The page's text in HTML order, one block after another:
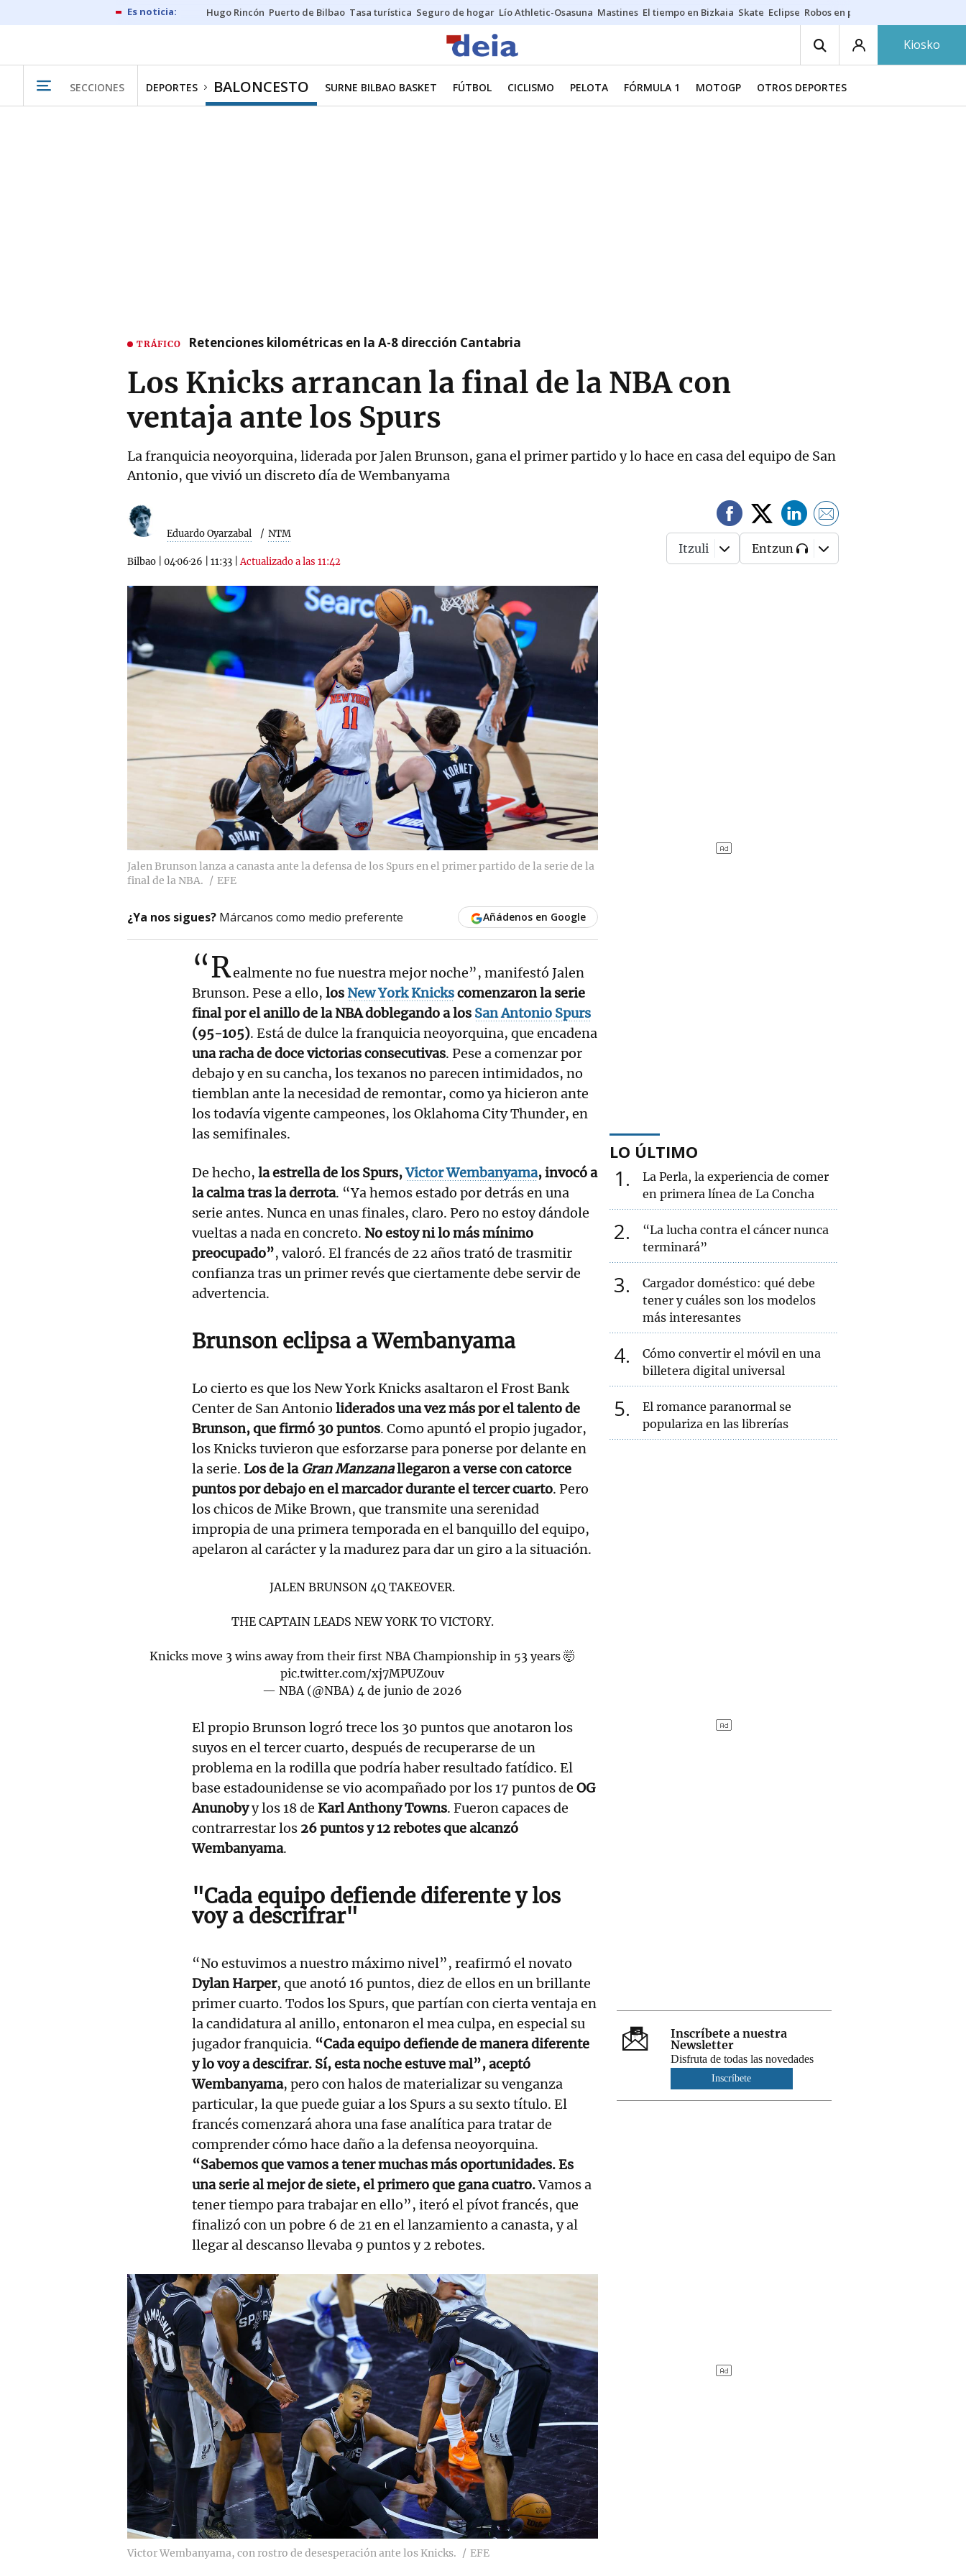
Hugo Rincón Puerto de Bilbao Tasa turística Seguro de hogar Lío Athletic-Osasuna Mastines El tiempo en Bizkaia Skate Eclipse Robos en playas
Kiosko
SECCIONES DEPORTES BALONCESTO SURNE BILBAO BASKET FÚTBOL CICLISMO PELOTA FÓRMULA 1 MOTOGP OTROS DEPORTES
TRÁFICO Retenciones kilométricas en la A-8 dirección Cantabria
Los Knicks arrancan la final de la NBA con
ventaja ante los Spurs
La franquicia neoyorquina, liderada por Jalen Brunson, gana el primer partido y lo hace en casa del equipo de San
Antonio, que vivió un discreto día de Wembanyama
Eduardo Oyarzabal NTM
Bilbao 04·06·26 11:33 |Actualizado a las 11:42
Itzuli Entzun
Jalen Brunson lanza a canasta ante la defensa de los Spurs en el primer partido de la serie de la
final de la NBA.
EFE
¿Ya nos sigues? Márcanos como medio preferente Añádenos en Google
“Realmente no fue nuestra mejor noche”, manifestó Jalen
Brunson. Pese a ello, los New York Knickscomenzaron la serie
final por el anillo de la NBA doblegando a los San Antonio Spurs
(95-105). Está de dulce la franquicia neoyorquina, que encadena
una racha de doce victorias consecutivas. Pese a comenzar por
debajo y en su cancha, los texanos no parecen intimidados, no
tiemblan ante la necesidad de remontar, como ya hicieron ante
los todavía vigente campeones, los Oklahoma City Thunder, en
las semifinales.
De hecho, la estrella de los Spurs,Victor Wembanyama, invocó a
la calma tras la derrota. “Ya hemos estado por detrás en una
serie antes. Nunca en unas finales, claro. Pero no estoy dándole
vueltas a nada en concreto. No estoy ni lo más mínimo
preocupado”, valoró. El francés de 22 años trató de trasmitir
confianza tras un primer revés que ciertamente debe servir de
advertencia.
Brunson eclipsa a Wembanyama
Lo cierto es que los New York Knicks asaltaron el Frost Bank
Center de San Antonio liderados una vez más por el talento de
Brunson, que firmó 30 puntos. Como apuntó el propio jugador,
los Knicks tuvieron que esforzarse para ponerse por delante en
la serie. Los de la Gran Manzanallegaron a verse con catorce
puntos por debajo en el marcador durante el tercer cuarto. Pero
los chicos de Mike Brown, que transmite una serenidad
impropia de una primera temporada en el banquillo del equipo,
apelaron al carácter y la madurez para dar un giro a la situación.
JALEN BRUNSON 4Q TAKEOVER.
THE CAPTAIN LEADS NEW YORK TO VICTORY.
Knicks move 3 wins away from their first NBA Championship in 53 years 🤯
pic.twitter.com/xj7MPUZ0uv
— NBA (@NBA) 4 de junio de 2026
El propio Brunson logró trece los 30 puntos que anotaron los
suyos en el tercer cuarto, después de recuperarse de un
problema en la rodilla que podría haber resultado fatídico. El
base estadounidense se vio acompañado por los 17 puntos de OG
Anunobyy los 18 de Karl Anthony Towns. Fueron capaces de
contrarrestar los 26 puntos y 12 rebotes que alcanzó
Wembanyama.
"Cada equipo defiende diferente y los
voy a descrifrar"
“No estuvimos a nuestro máximo nivel”, reafirmó el novato
Dylan Harper, que anotó 16 puntos, diez de ellos en un brillante
primer cuarto. Todos los Spurs, que partían con cierta ventaja en
la candidatura al anillo, entonaron el mea culpa, en especial su
jugador franquicia. “Cada equipo defiende de manera diferente
y lo voy a descifrar. Sí, esta noche estuve mal”, aceptó
Wembanyama, pero con halos de materializar su venganza
particular, la que puede guiar a los Spurs a su sexto título. El
francés comenzará ahora una fase analítica para tratar de
comprender cómo hace daño a la defensa neoyorquina.
“Sabemos que vamos a tener muchas más oportunidades. Es
una serie al mejor de siete, el primero que gana cuatro.Vamos a
tener tiempo para trabajar en ello”, iteró el pívot francés, que
finalizó con un pobre 6 de 21 en el lanzamiento a canasta, y al
llegar al descanso llevaba 9 puntos y 2 rebotes.
Victor Wembanyama, con rostro de desesperación ante los Knicks. EFE
LO ÚLTIMO
1
La Perla, la experiencia de comer
en primera línea de La Concha
2
“La lucha contra el cáncer nunca
terminará”
3
Cargador doméstico: qué debe
tener y cuáles son los modelos
más interesantes
4
Cómo convertir el móvil en una
billetera digital universal
5
El romance paranormal se
populariza en las librerías
Inscríbete a nuestra
Newsletter
Disfruta de todas las novedades
Inscríbete